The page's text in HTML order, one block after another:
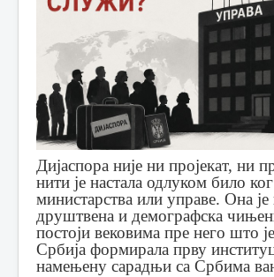
Дијаспора није ни пројекат, ни
нити је настала одлуком било ког
министарства или управе. Она је
друштвена и демографска
постоји вековима пре него што
Србија формирала прву
намењену сарадњи са Србима